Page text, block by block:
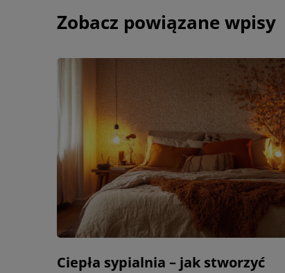
Zobacz powiązane wpisy
Ciepła sypialnia – jak stworzyć